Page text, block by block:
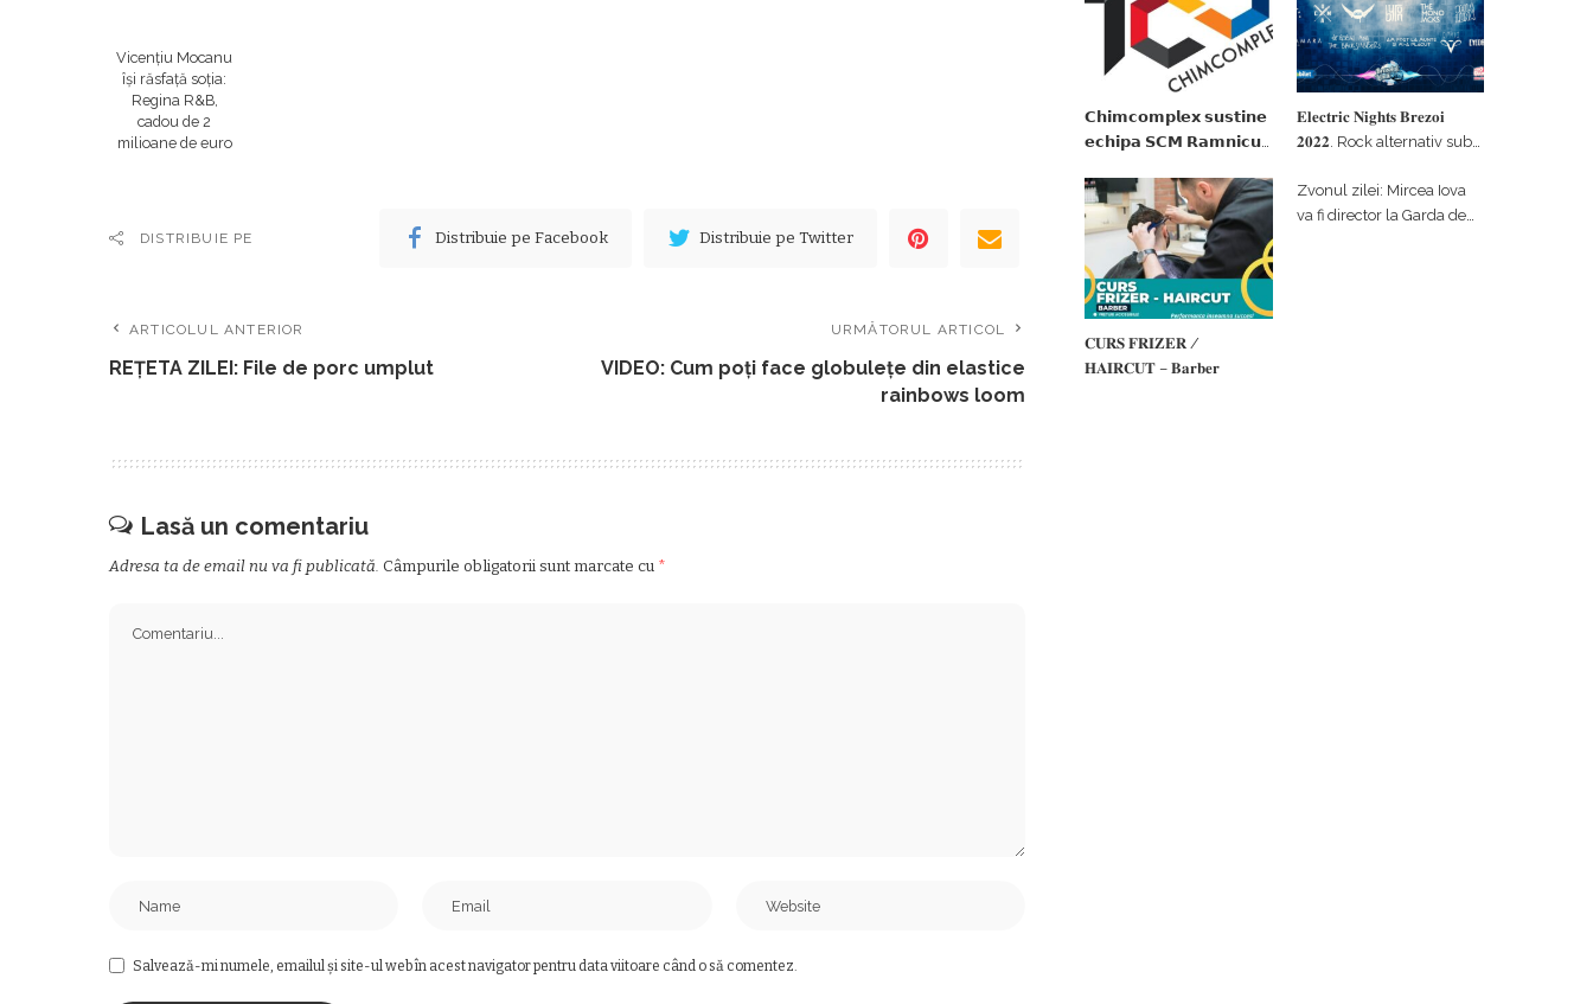
Vicențiu Mocanu
își răsfață soția:
Regina R&B,
cadou de 2
milioane de euro
DISTRIBUIE PE Distribuie pe Facebook Distribuie pe Twitter
ARTICOLUL ANTERIOR
REŢETA ZILEI: File de porc umplut
URMĂTORUL ARTICOL
VIDEO: Cum poţi face globuleţe din elastice
rainbows loom
Lasă un comentariu
Adresa ta de email nu va fi publicată. Câmpurile obligatorii sunt marcate cu *
Salvează-mi numele, emailul și site-ul web în acest navigator pentru data viitoare când o să comentez.
𝗖𝗵𝗶𝗺𝗰𝗼𝗺𝗽𝗹𝗲𝘅 𝘀𝘂𝘀𝘁𝗶𝗻𝗲
𝗲𝗰𝗵𝗶𝗽𝗮 𝗦𝗖𝗠 𝗥𝗮𝗺𝗻𝗶𝗰𝘂
𝗽𝗮𝗿𝘁𝗲𝗻𝗲𝗿 𝗳𝗶𝗻𝗮𝗻𝘁𝗮𝘁𝗼𝗿
𝐄𝐥𝐞𝐜𝐭𝐫𝐢𝐜 𝐍𝐢𝐠𝐡𝐭𝐬 𝐁𝐫𝐞𝐳𝐨𝐢
𝟐𝟎𝟐𝟐. Rock alternativ sub
#𝐁𝐫𝐞𝐳𝐨𝐢𝐮𝐥𝐋𝐮𝐦𝐢𝐢
𝐂𝐔𝐑𝐒 𝐅𝐑𝐈𝐙𝐄𝐑 /
𝐇𝐀𝐈𝐑𝐂𝐔𝐓 – 𝐁𝐚𝐫𝐛𝐞𝐫
Zvonul zilei: Mircea Iova
va fi director la Garda de